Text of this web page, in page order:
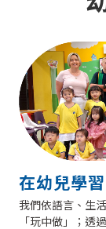
在幼兒學
我們依語言、生
「玩中做」；透